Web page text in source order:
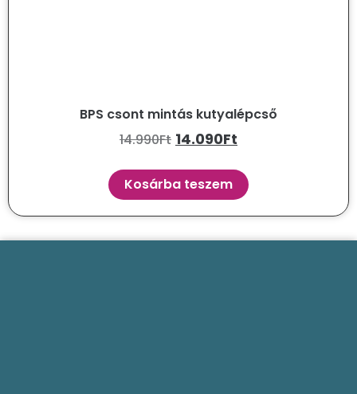
BPS csont mintás kutyalépcső
14.990Ft 14.090Ft
Kosárba teszem